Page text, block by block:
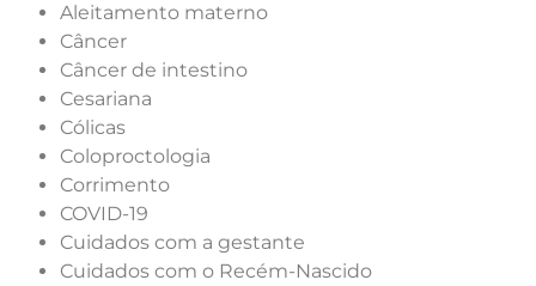
Aleitamento materno
Câncer
Câncer de intestino
Cesariana
Cólicas
Coloproctologia
Corrimento
COVID-19
Cuidados com a gestante
Cuidados com o Recém-Nascido